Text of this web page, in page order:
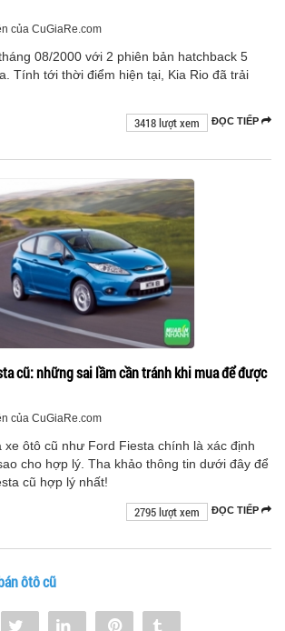
của CuGiaRe.com
08/2000 với 2 phiên bản hatchback 5
Tính tới thời điểm hiện tại, Kia Rio đã trải
ĐỌC TIẾP
3418 lượt xem
cũ: những sai lầm cần tránh khi mua để được
của CuGiaRe.com
xe ôtô cũ như Ford Fiesta chính là xác định
cho hợp lý. Tha khảo thông tin dưới đây để
cũ hợp lý nhất!
ĐỌC TIẾP
2795 lượt xem
ôtô cũ
Tweet Share